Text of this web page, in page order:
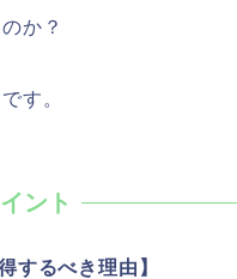
か？
す。
するべき理由】